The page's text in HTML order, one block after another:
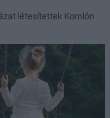
létesítettek Komlón